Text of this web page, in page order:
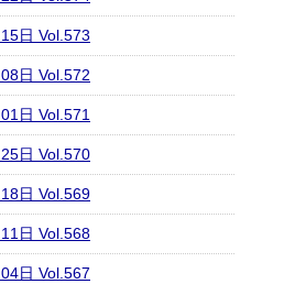
日 Vol.573
日 Vol.572
日 Vol.571
日 Vol.570
日 Vol.569
日 Vol.568
日 Vol.567